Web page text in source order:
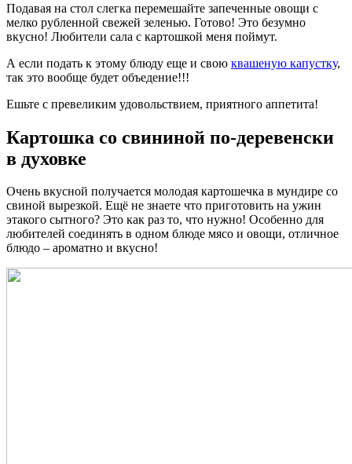
Подавая на стол слегка перемешайте запеченные овощи с
мелко рубленной свежей зеленью. Готово! Это безумно
вкусно! Любители сала с картошкой меня поймут.
А если подать к этому блюду еще и свою квашеную капустку,
так это вообще будет объедение!!!
Ешьте с превеликим удовольствием, приятного аппетита!
Картошка со свининой по-деревенски
в духовке
Очень вкусной получается молодая картошечка в мундире со
свиной вырезкой. Ещё не знаете что приготовить на ужин
этакого сытного? Это как раз то, что нужно! Особенно для
любителей соединять в одном блюде мясо и овощи, отличное
блюдо – ароматно и вкусно!